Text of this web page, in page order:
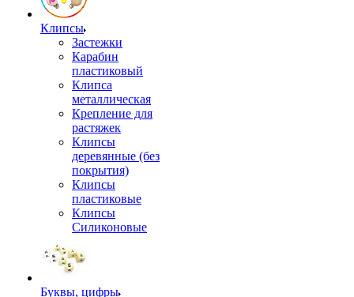
Клипсы
Застежки
Карабин
пластиковый
Клипса
металлическая
Крепление для
растяжек
Клипсы
деревянные (без
покрытия)
Клипсы
пластиковые
Клипсы
Силиконовые
Буквы, цифры